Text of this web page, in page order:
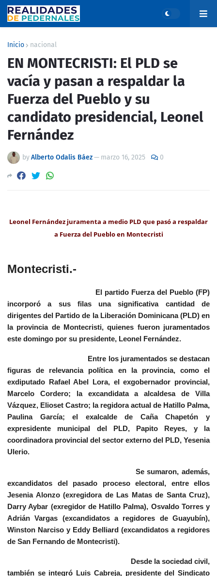
Inicio nacional
EN MONTECRISTI: El PLD se
vacía y pasan a respaldar la
Fuerza del Pueblo y su
candidato presidencial, Leonel
Fernández
byAlberto Odalis Báez— marzo 16, 2025 0
Leonel Fernández juramenta a medio PLD que pasó a respaldar
a Fuerza del Pueblo en Montecristi
Montecristi.-
El partido Fuerza del Pueblo (FP)
incorporó a sus filas una significativa cantidad de
dirigentes del Partido de la Liberación Dominicana (PLD) en
la provincia de Montecristi, quienes fueron juramentados
este domingo por su presidente, Leonel Fernández.
Entre los juramentados se destacan
figuras de relevancia política en la provincia, como el
exdiputado Rafael Abel Lora, el exgobernador provincial,
Marcelo Cordero; la excandidata a alcaldesa de Villa
Vázquez, Elioset Castro; la regidora actual de Hatillo Palma,
Paulina García; el exalcalde de Caña Chapetón y
expresidente municipal del PLD, Papito Reyes, y la
coordinadora provincial del sector externo del PLD, Yesenia
Ulerio.
Se sumaron, además,
excandidatos del pasado proceso electoral, entre ellos
Jesenia Alonzo (exregidora de Las Matas de Santa Cruz),
Darry Aybar (exregidor de Hatillo Palma), Osvaldo Torres y
Adrián Vargas (excandidatos a regidores de Guayubín),
Winston Narciso y Eddy Belliard (excandidatos a regidores
de San Fernando de Montecristi).
Desde la sociedad civil,
también se integró Luis Cabreja, presidente del Sindicato